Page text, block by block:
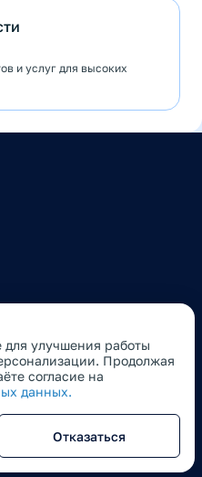
улучшения работы
Продолжая
согласие на
данных.
Отказаться
и услуг для высоких
авторского права (в том
распространение или иное
согласия